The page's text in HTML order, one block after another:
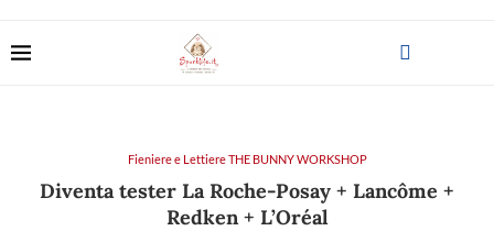
Fieniere e Lettiere THE BUNNY WORKSHOP
Diventa tester La Roche-Posay + Lancôme +
Redken + L’Oréal